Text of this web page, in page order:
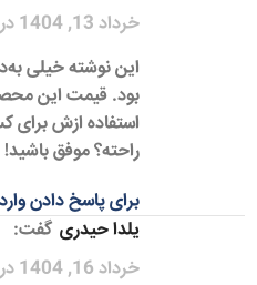
خرداد 13, 1404 در 4:32 ق.ظ
این نوشته خیلی
بود. قیمت این
استفاده ازش برای
راحته؟ موفق باشید!
برای پاسخ دادن
یلدا حیدری گفت:
خرداد 16, 1404 در 8:48 ق.ظ